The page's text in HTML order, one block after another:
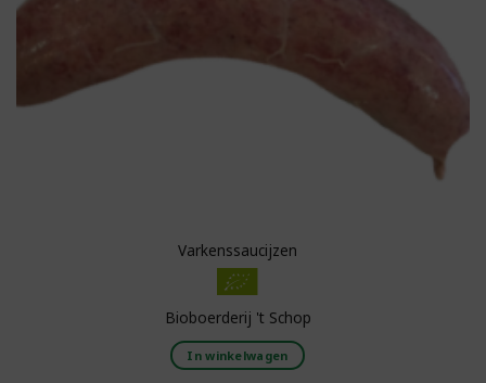
Varkenssaucijzen
Bioboerderij 't Schop
In winkelwagen